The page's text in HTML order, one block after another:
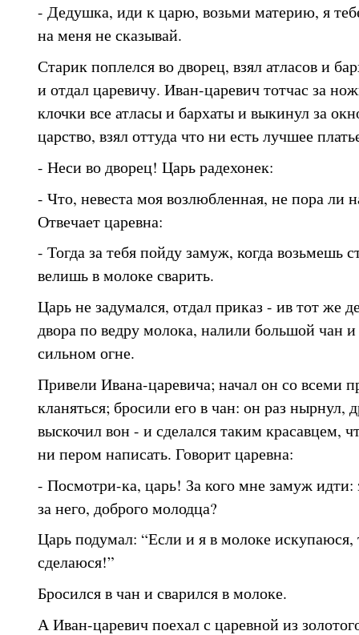
- Дедушка, иди к царю, возьми материю, я
на меня не сказывай.
Старик поплелся во дворец, взял атласов и
и отдал царевичу. Иван-царевич тотчас за
клочки все атласы и бархаты и выкинул за
царство, взял оттуда что ни есть лучшее
- Неси во дворец! Царь радехонек:
- Что, невеста моя возлюбленная, не пора ли
Отвечает царевна:
- Тогда за тебя пойду замуж, когда возьмешь
велишь в молоке сварить.
Царь не задумался, отдал приказ - ив тот же
двора по ведру молока, налили большой чан
сильном огне.
Привели Ивана-царевича; начал он со всеми
кланяться; бросили его в чан: он раз нырнул,
выскочил вон - и сделался таким красавцем,
ни пером написать. Говорит царевна:
- Посмотри-ка, царь! За кого мне замуж идти:
за него, доброго молодца?
Царь подумал: “Если и я в молоке
сделаюся!”
Бросился в чан и сварился в молоке.
А Иван-царевич поехал с царевной из